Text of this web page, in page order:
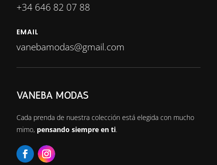
+34 646 82 07 88
EMAIL
vanebamodas@gmail.com
VANEBA MODAS
Cada prenda de nuestra colección está elegida con mucho
mimo, pensando siempre en ti.